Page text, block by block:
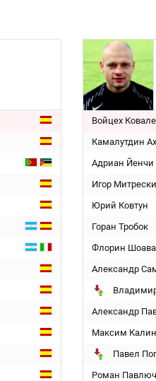
Войцех
Камалутдин
Адриан Йенчи
Игор Митрески
Юрий Ковтун
Горан Тробок
Флорин Шоава
Александр
Александр
Максим
Павел
Роман